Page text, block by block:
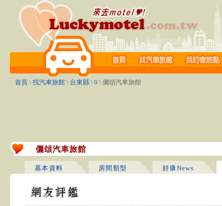
首頁 \ 找汽車旅館 \ 台東縣 \ 0 \ 儷頌汽車旅館
儷頌汽車旅館
基本資料 房間類型 好康News